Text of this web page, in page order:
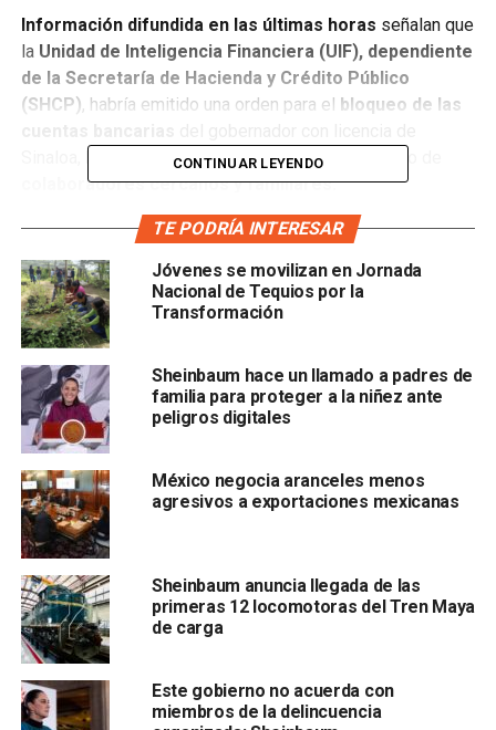
Información difundida en las últimas horas señalan que
la Unidad de Inteligencia Financiera (UIF), dependiente
de la Secretaría de Hacienda y Crédito Público
(SHCP), habría emitido una orden para el bloqueo de las
Rubén Rocha Moya, así como de un grupo de
colaboradores cercanos y familiares.
De acuerdo con fuentes periodísticas que citan el
“Acuerdo 156/2026”
, la instrucción fue transmitida a
través de la
Comisión Nacional Bancaria y de Valores
(CNBV)a todas las instituciones del sistema financiero
mexicano. El objetivo de la medida es la inmovilización de
activos financieros de los implicados.
La restricción no se limitaal ex-mandatario estatal; los
reportes indican que la medida
Enrique Inzunza Cázarez
funcionarios y ex-funcionarios de la administración
de Sinaloa.
CONTINUAR LEYENDO
TE PODRÍA INTERESAR
Jóvenes se movilizan en Jornada
Nacional de Tequios por la
Transformación
Sheinbaum hace un llamado a padres de
familia para proteger a la niñez ante
peligros digitales
México negocia aranceles menos
agresivos a exportaciones mexicanas
Sheinbaum anuncia llegada de las
primeras 12 locomotoras del Tren Maya
de carga
Este gobierno no acuerda con
miembros de la delincuencia